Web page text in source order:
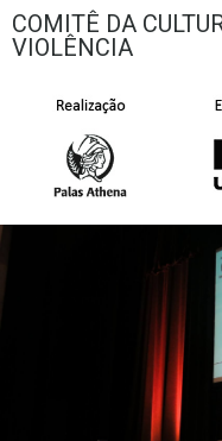
COMITÊ DA
VIOLÊNCIA